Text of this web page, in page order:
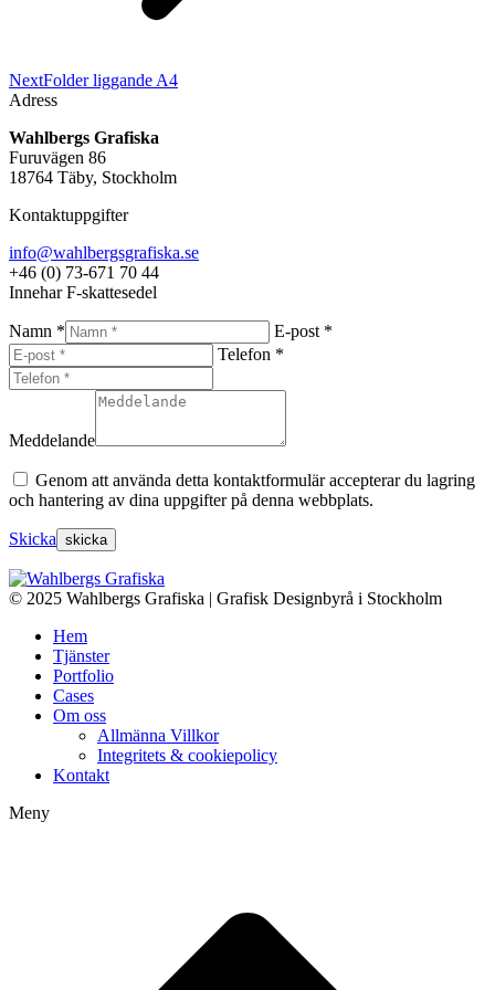
NextNext
project:
Folder liggande A4
Adress
Wahlbergs Grafiska
Furuvägen 86
18764 Täby, Stockholm
Kontaktuppgifter
info@wahlbergsgrafiska.se
+46 (0) 73-671 70 44
Innehar F-skattesedel
Namn *
E-post *
Telefon *
Meddelande
Genom att använda detta kontaktformulär accepterar du lagring
och hantering av dina uppgifter på denna webbplats.
Skicka
© 2025 Wahlbergs Grafiska | Grafisk Designbyrå i Stockholm
Hem
Tjänster
Portfolio
Cases
Om oss
Allmänna Villkor
Integritets & cookiepolicy
Kontakt
Meny